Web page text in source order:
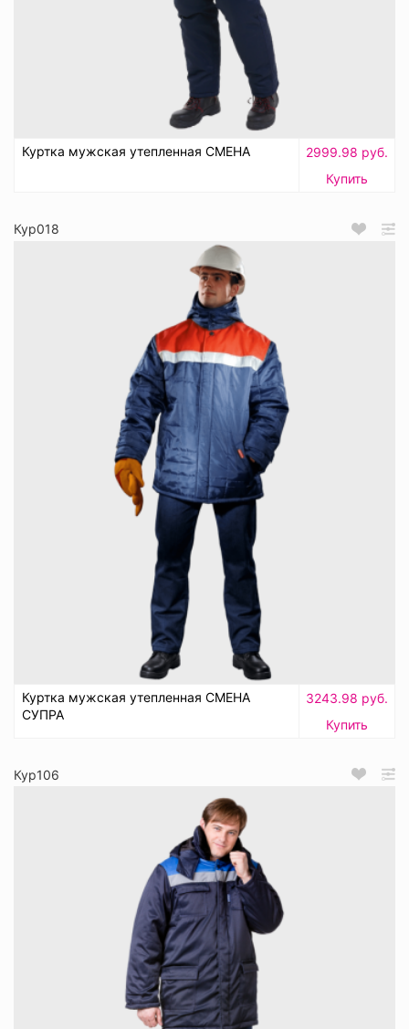
Куртка мужская утепленная СМЕНА
2999.98 руб.
Купить
Кур018
Куртка мужская утепленная СМЕНА
СУПРА
3243.98 руб.
Купить
Кур106